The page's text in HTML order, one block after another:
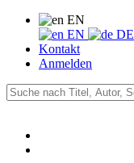
EN
EN
DE
Kontakt
Anmelden